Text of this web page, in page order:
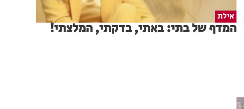
אילת
המדף של בתי: באתי, בדקתי, המלצתי!